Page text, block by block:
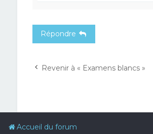
Répondre
Revenir à « Examens blancs »
Accueil du forum